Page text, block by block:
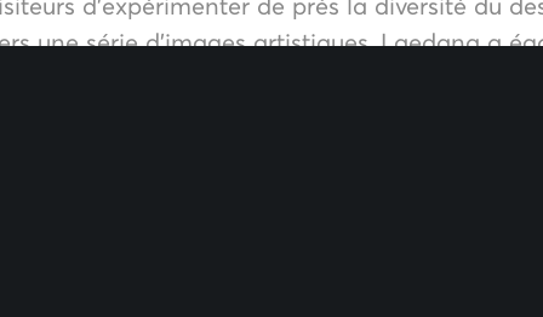
d’expérimenter de près la diversité du
une série d’images artistiques, Laedana a